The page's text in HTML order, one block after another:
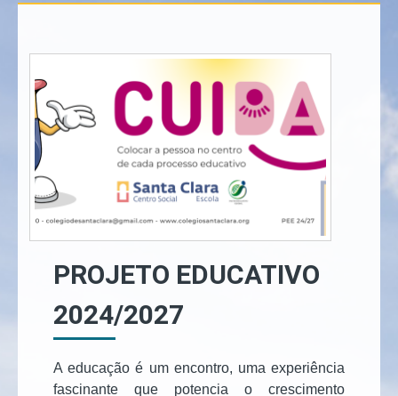
PROJETO EDUCATIVO
2024/2027
A educação é um encontro, uma experiência
fascinante que potencia o crescimento